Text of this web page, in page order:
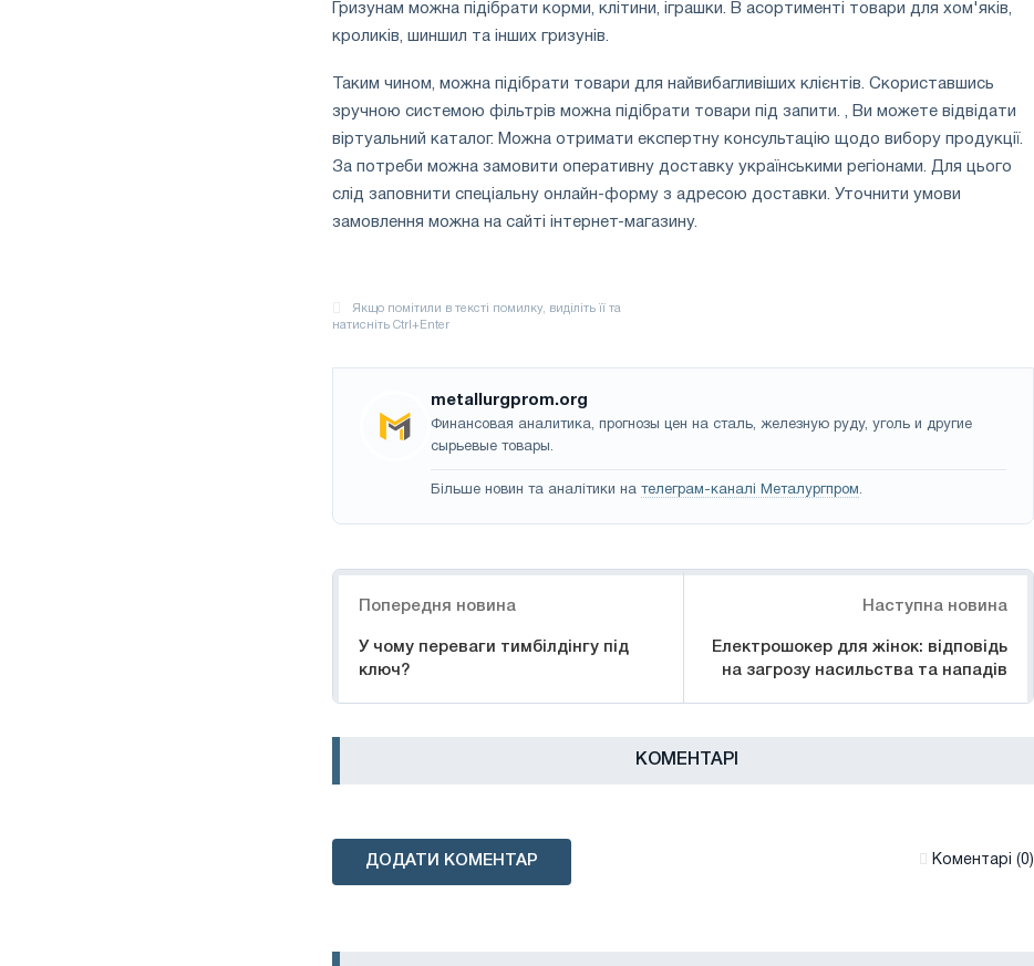
Гризунам можна підібрати корми, клітини, іграшки. В асортименті товари для хом'яків,
кроликів, шиншил та інших гризунів.
Таким чином, можна підібрати товари для найвибагливіших клієнтів. Скориставшись
зручною системою фільтрів можна підібрати товари під запити. , Ви можете відвідати
віртуальний каталог. Можна отримати експертну консультацію щодо вибору продукції.
За потреби можна замовити оперативну доставку українськими регіонами. Для цього
слід заповнити спеціальну онлайн-форму з адресою доставки. Уточнити умови
замовлення можна на сайті інтернет-магазину.
metallurgprom.org
Финансовая аналитика, прогнозы цен на сталь, железную руду, уголь и другие
сырьевые товары.
Більше новин та аналітики на телеграм-каналі Металургпром.
Попередня новина
У чому переваги тимбілдінгу під
ключ?
Наступна новина
Електрошокер для жінок: відповідь
на загрозу насильства та нападів
КОМЕНТАРІ
ДОДАТИ КОМЕНТАР Коментарі (0)